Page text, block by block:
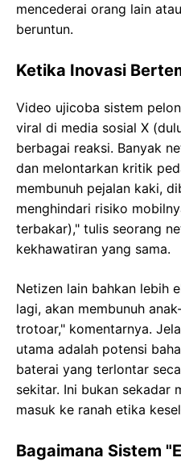
mencederai orang lain
beruntun.
Ketika Inovasi
Video ujicoba sistem
viral di media sosial X
berbagai reaksi. Banyak
dan melontarkan kritik
membunuh pejalan kaki,
menghindari risiko
terbakar)," tulis seorang
kekhawatiran yang sama.
Netizen lain bahkan lebih
lagi, akan membunuh
trotoar," komentarnya.
utama adalah potensi
baterai yang terlontar
sekitar. Ini bukan sekadar
masuk ke ranah etika
Bagaimana Sistem